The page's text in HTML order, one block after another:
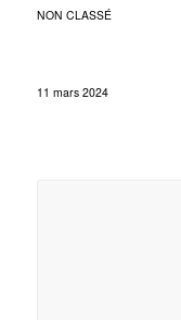
NON CLASSÉ
11 mars 2024